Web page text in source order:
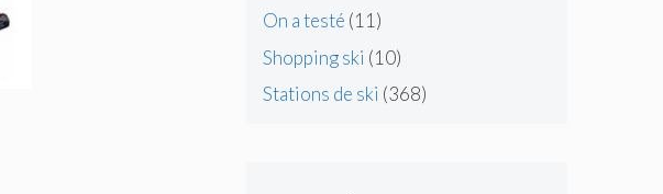
On a testé (11)
Shopping ski (10)
Stations de ski (368)